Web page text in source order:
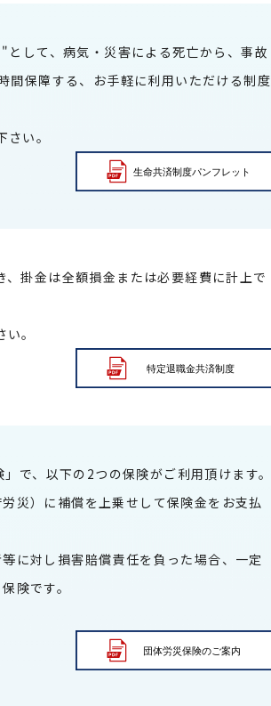
して、病気・災害による死亡から、事故
間保障する、お手軽に利用いただける制度
い。
掛金は全額損金または必要経費に計上で
。
で、以下の2つの保険がご利用頂けます。
災）に補償を上乗せして保険金をお支払
に対し損害賠償責任を負った場合、一定
険です。